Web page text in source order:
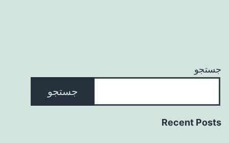
جستجو
جستجو
Recent Posts